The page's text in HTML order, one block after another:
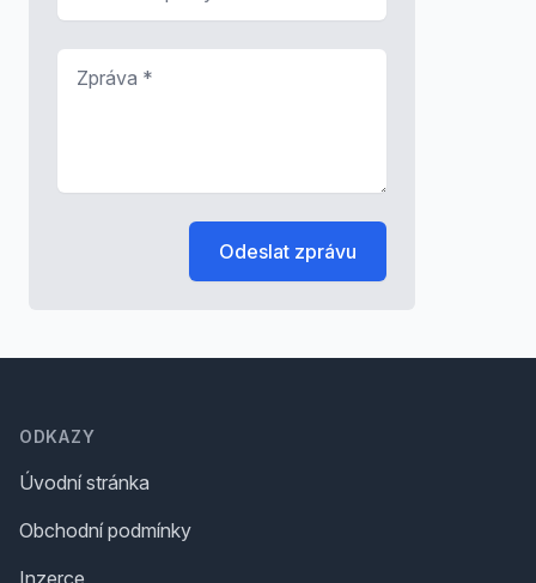
Odeslat zprávu
ODKAZY
Úvodní stránka
Obchodní podmínky